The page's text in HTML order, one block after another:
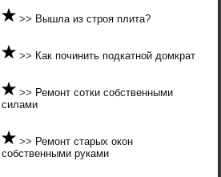
>> Вышла из строя плита?
>> Как починить подкатной домкрат
>> Ремонт сотки собственными
силами
>> Ремонт старых окон
собственными руками